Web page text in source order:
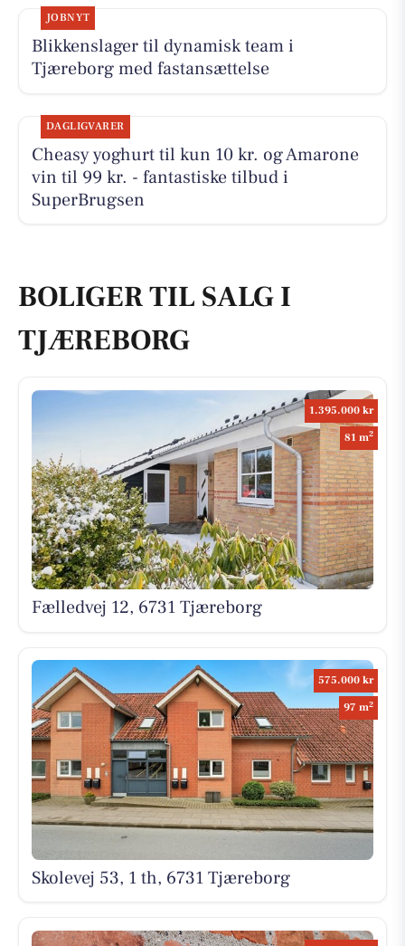
JOBNYT
Blikkenslager til dynamisk team i
Tjæreborg med fastansættelse
DAGLIGVARER
Cheasy yoghurt til kun 10 kr. og Amarone
vin til 99 kr. - fantastiske tilbud i
SuperBrugsen
BOLIGER TIL SALG I
TJÆREBORG
1.395.000 kr
81 m2
Fælledvej 12, 6731 Tjæreborg
575.000 kr
97 m2
Skolevej 53, 1 th, 6731 Tjæreborg